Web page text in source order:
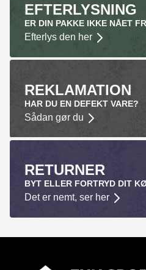
EFTERLYSNING
ER DIN PAKKE IKKE NÅET
Efterlys den her
REKLAMATION
HAR DU EN DEFEKT VARE?
Sådan gør du
RETURNER
BYT ELLER FORTRYD DIT
Det er nemt, ser her